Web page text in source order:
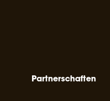
Partnerschaften